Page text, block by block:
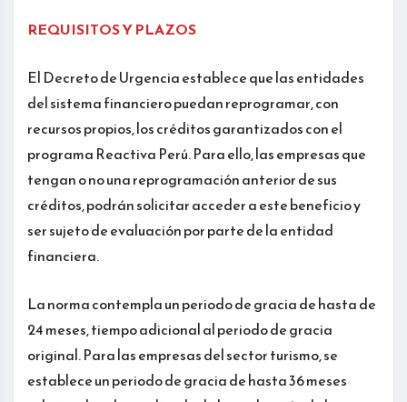
REQUISITOS Y PLAZOS
El Decreto de Urgencia establece que las entidades
del sistema financiero puedan reprogramar, con
recursos propios, los créditos garantizados con el
programa Reactiva Perú. Para ello, las empresas que
tengan o no una reprogramación anterior de sus
créditos, podrán solicitar acceder a este beneficio y
ser sujeto de evaluación por parte de la entidad
financiera.
La norma contempla un periodo de gracia de hasta de
24 meses, tiempo adicional al periodo de gracia
original. Para las empresas del sector turismo, se
establece un periodo de gracia de hasta 36 meses